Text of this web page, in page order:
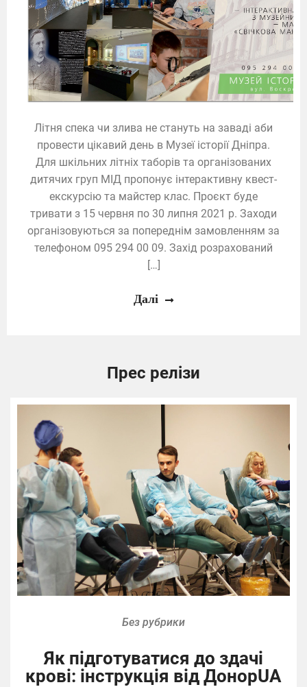
Літня спека чи злива не стануть на заваді аби
провести цікавий день в Музеї історії Дніпра.
Для шкільних літніх таборів та організованих
дитячих груп МІД пропонує інтерактивну квест-
екскурсію та майстер клас. Проєкт буде
тривати з 15 червня по 30 липня 2021 р. Заходи
організовуються за попереднім замовленням за
телефоном 095 294 00 09. Захід розрахований
[…]
Далі
Прес релізи
Без рубрики
Як підготуватися до здачі
крові: інструкція від ДонорUA